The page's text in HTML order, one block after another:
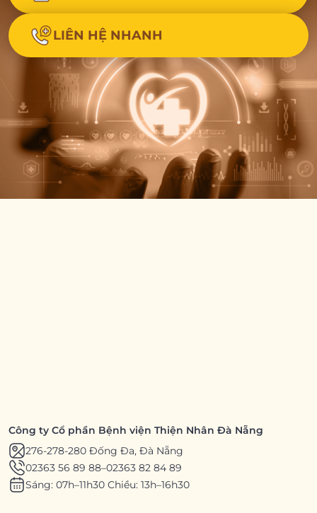
LIÊN HỆ NHANH
Công ty Cổ phần Bệnh viện Thiện Nhân Đà Nẵng
276-278-280 Đống Đa, Đà Nẵng
02363 56 89 88–02363 82 84 89
Sáng: 07h–11h30 Chiều: 13h–16h30